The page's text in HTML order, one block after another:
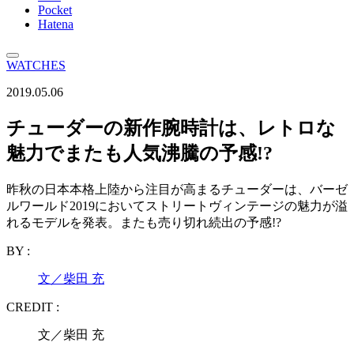
Pocket
Hatena
WATCHES
2019.05.06
チューダーの新作腕時計は、レトロな
魅力でまたも人気沸騰の予感!?
昨秋の日本本格上陸から注目が高まるチューダーは、バーゼ
ルワールド2019においてストリートヴィンテージの魅力が溢
れるモデルを発表。またも売り切れ続出の予感!?
BY :
文／柴田 充
CREDIT :
文／柴田 充